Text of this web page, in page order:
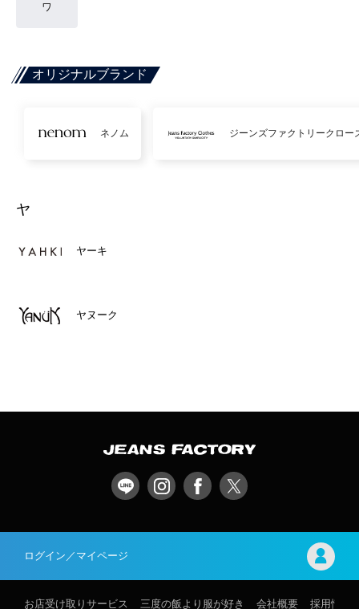
ワ
オリジナルブランド
ネノム ジーンズファクトリークロー
ヤ
ヤーキ
ヤヌーク
ログイン／マイページ
お店受け取りサービス 三度の飯より服が好き 会社概要 採用情報